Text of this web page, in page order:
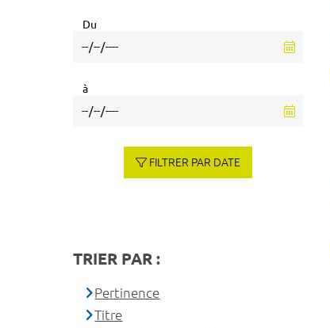
Du
à
FILTRER PAR DATE
TRIER PAR :
Pertinence
Titre